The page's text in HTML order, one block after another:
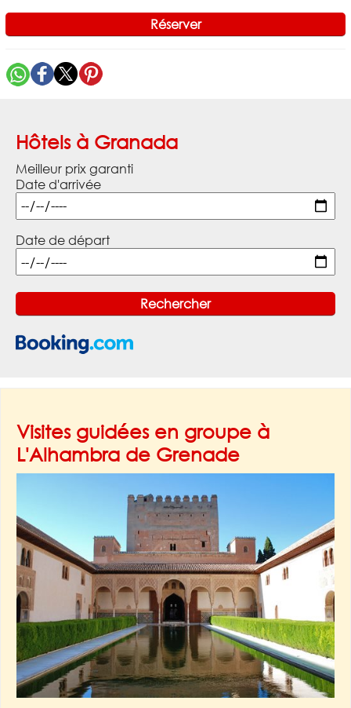
Réserver
Hôtels à Granada
Meilleur prix garanti
Date d'arrivée
Date de départ
Visites guidées en groupe à
L'Alhambra de Grenade